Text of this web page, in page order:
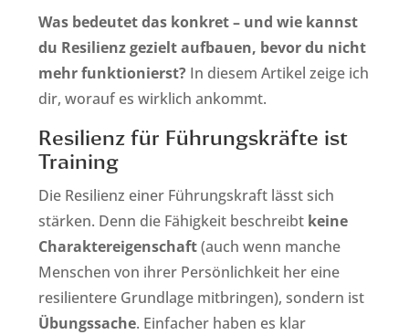
Was bedeutet das konkret – und wie kannst
du Resilienz gezielt aufbauen, bevor du nicht
mehr funktionierst? In diesem Artikel zeige ich
dir, worauf es wirklich ankommt.
Resilienz für Führungskräfte ist
Training
Die Resilienz einer Führungskraft lässt sich
stärken. Denn die Fähigkeit beschreibt keine
Charaktereigenschaft(auch wenn manche
Menschen von ihrer Persönlichkeit her eine
resilientere Grundlage mitbringen), sondern ist
Übungssache. Einfacher haben es klar